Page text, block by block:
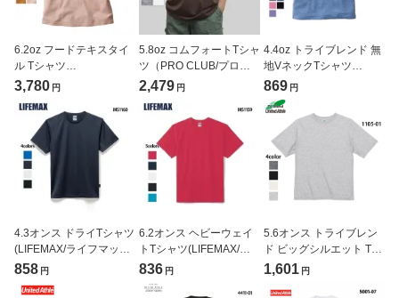
6.2oz フードテキスタイ
ル Tシャツ
(TRUSS/FOOD
3,780 円
5.8oz コムフォートTシャ
ツ（PRO CLUB/プロク
ラブ）[T0102]
2,479 円
4.4oz トライブレンド 無
地VネックTシャツ
(TRUSS/トラス)[TBV-
129]
869 円
4.3オンス ドライTシャツ
(LIFEMAX/ライフマック
ス)[MS1160]
858 円
6.2オンス ヘビーウェイ
トTシャツ(LIFEMAX/ラ
イフマックス)[MS1159]
836 円
5.6オンス トライブレン
ド ビッグシルエット Tシ
ャツ(United Athle/ユナイ
1,601 円